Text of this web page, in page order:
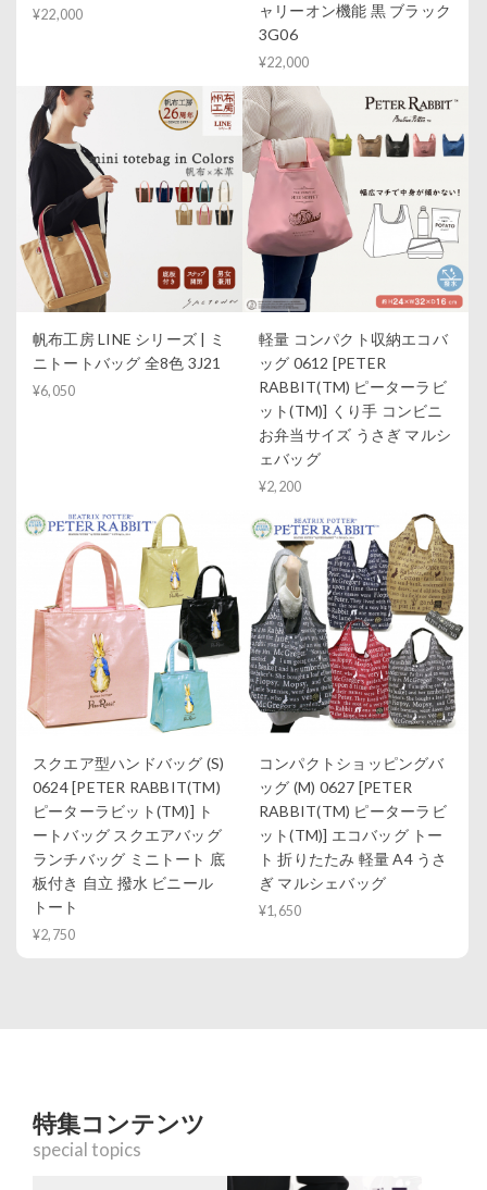
¥22,000
ャリーオン機能 黒 ブラック
3G06
¥22,000
帆布工房 LINE シリーズ | ミ
ニトートバッグ 全8色 3J21
¥6,050
軽量 コンパクト収納エコバ
ッグ 0612 [PETER
RABBIT(TM) ピーターラビ
ット(TM)] くり手 コンビニ
お弁当サイズ うさぎ マルシ
ェバッグ
¥2,200
スクエア型ハンドバッグ (S)
0624 [PETER RABBIT(TM)
ピーターラビット(TM)] ト
ートバッグ スクエアバッグ
ランチバッグ ミニトート 底
板付き 自立 撥水 ビニール
トート
¥2,750
コンパクトショッピングバ
ッグ (M) 0627 [PETER
RABBIT(TM) ピーターラビ
ット(TM)] エコバッグ トー
ト 折りたたみ 軽量 A4 うさ
ぎ マルシェバッグ
¥1,650
特集コンテンツ
special topics